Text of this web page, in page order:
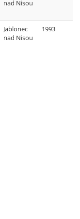
nad Nisou
Jablonec
nad Nisou
1993